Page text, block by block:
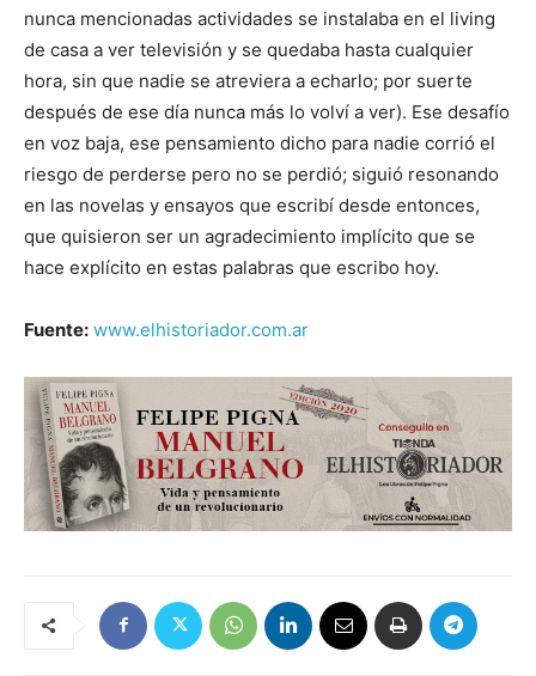
nunca mencionadas actividades se instalaba en el living
de casa a ver televisión y se quedaba hasta cualquier
hora, sin que nadie se atreviera a echarlo; por suerte
después de ese día nunca más lo volví a ver). Ese desafío
en voz baja, ese pensamiento dicho para nadie corrió el
riesgo de perderse pero no se perdió; siguió resonando
en las novelas y ensayos que escribí desde entonces,
que quisieron ser un agradecimiento implícito que se
hace explícito en estas palabras que escribo hoy.
Fuente: www.elhistoriador.com.ar